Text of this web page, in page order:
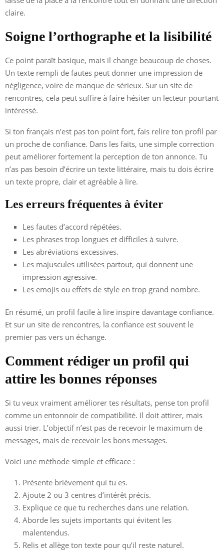
claire.
Soigne l’orthographe et la lisibilité
Ce point paraît basique, mais il change beaucoup de choses.
Un texte rempli de fautes peut donner une impression de
négligence, voire de manque de sérieux. Sur un site de
rencontres, cela peut suffire à faire hésiter un lecteur pourtant
intéressé.
Si ton français n’est pas ton point fort, fais relire ton profil par
un proche de confiance. Dans les faits, une simple correction
peut améliorer fortement la perception de ton annonce. Tu
n’as pas besoin d’écrire un texte littéraire, mais tu dois écrire
un texte propre, clair et agréable à lire.
Les erreurs fréquentes à éviter
Les fautes d’accord répétées.
Les phrases trop longues et difficiles à suivre.
Les abréviations excessives.
Les majuscules utilisées partout, qui donnent une
impression agressive.
Les emojis ou effets de style en trop grand nombre.
En résumé, un profil facile à lire inspire davantage confiance.
Et sur un site de rencontres, la confiance est souvent le
premier pas vers un échange.
Comment rédiger un profil qui
attire les bonnes réponses
Si tu veux vraiment améliorer tes résultats, pense ton profil
comme un entonnoir de compatibilité. Il doit attirer, mais
aussi trier. L’objectif n’est pas de recevoir le maximum de
messages, mais de recevoir les bons messages.
Voici une méthode simple et efficace :
Présente brièvement qui tu es.
Ajoute 2 ou 3 centres d’intérêt précis.
Explique ce que tu recherches dans une relation.
Aborde les sujets importants qui évitent les
malentendus.
Relis et allège ton texte pour qu’il reste naturel.